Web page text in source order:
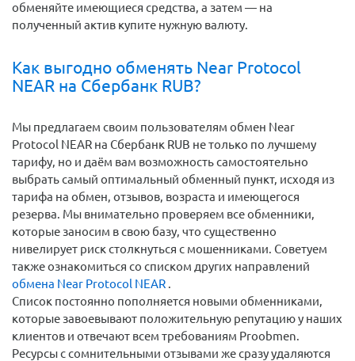
обменяйте имеющиеся средства, а затем — на
полученный актив купите нужную валюту.
Как выгодно обменять Near Protocol
NEAR на Сбербанк RUB?
Мы предлагаем своим пользователям обмен Near
Protocol NEAR на Сбербанк RUB не только по лучшему
тарифу, но и даём вам возможность самостоятельно
выбрать самый оптимальный обменный пункт, исходя из
тарифа на обмен, отзывов, возраста и имеющегося
резерва. Мы внимательно проверяем все обменники,
которые заносим в свою базу, что существенно
нивелирует риск столкнуться с мошенниками. Советуем
также ознакомиться со списком других направлений
обмена Near Protocol NEAR .
Список постоянно пополняется новыми обменниками,
которые завоевывают положительную репутацию у наших
клиентов и отвечают всем требованиям Proobmen.
Ресурсы с сомнительными отзывами же сразу удаляются